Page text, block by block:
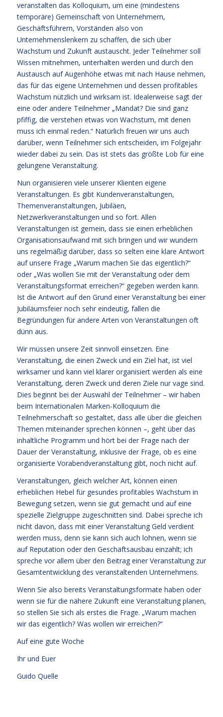
veranstalten das Kolloquium, um eine (mindestens
temporäre) Gemeinschaft von Unternehmern,
Geschäftsführern, Vorständen also von
Unternehmenslenkern zu schaffen, die sich über
Wachstum und Zukunft austauscht. Jeder Teilnehmer soll
Wissen mitnehmen, unterhalten werden und durch den
Austausch auf Augenhöhe etwas mit nach Hause nehmen,
das für das eigene Unternehmen und dessen profitables
Wachstum nützlich und wirksam ist. Idealerweise sagt der
eine oder andere Teilnehmer „Mandat? Die sind ganz
pfiffig, die verstehen etwas von Wachstum, mit denen
muss ich einmal reden.“ Natürlich freuen wir uns auch
darüber, wenn Teilnehmer sich entscheiden, im Folgejahr
wieder dabei zu sein. Das ist stets das größte Lob für eine
gelungene Veranstaltung.
Nun organisieren viele unserer Klienten eigene
Veranstaltungen. Es gibt Kundenveranstaltungen,
Themenveranstaltungen, Jubiläen,
Netzwerkveranstaltungen und so fort. Allen
Veranstaltungen ist gemein, dass sie einen erheblichen
Organisationsaufwand mit sich bringen und wir wundern
uns regelmäßig darüber, dass so selten eine klare Antwort
auf unsere Frage „Warum machen Sie das eigentlich?“
oder „Was wollen Sie mit der Veranstaltung oder dem
Veranstaltungsformat erreichen?“ gegeben werden kann.
Ist die Antwort auf den Grund einer Veranstaltung bei einer
Jubiläumsfeier noch sehr eindeutig, fallen die
Begründungen für andere Arten von Veranstaltungen oft
dünn aus.
Wir müssen unsere Zeit sinnvoll einsetzen. Eine
Veranstaltung, die einen Zweck und ein Ziel hat, ist viel
wirksamer und kann viel klarer organisiert werden als eine
Veranstaltung, deren Zweck und deren Ziele nur vage sind.
Dies beginnt bei der Auswahl der Teilnehmer – wir haben
beim Internationalen Marken-Kolloquium die
Teilnehmerschaft so gestaltet, dass alle über die gleichen
Themen miteinander sprechen können –, geht über das
inhaltliche Programm und hört bei der Frage nach der
Dauer der Veranstaltung, inklusive der Frage, ob es eine
organisierte Vorabendveranstaltung gibt, noch nicht auf.
Veranstaltungen, gleich welcher Art, können einen
erheblichen Hebel für gesundes profitables Wachstum in
Bewegung setzen, wenn sie gut gemacht und auf eine
spezielle Zielgruppe zugeschnitten sind. Dabei spreche ich
nicht davon, dass mit einer Veranstaltung Geld verdient
werden muss, denn sie kann sich auch lohnen, wenn sie
auf Reputation oder den Geschäftsausbau einzahlt; ich
spreche vor allem über den Beitrag einer Veranstaltung zur
Gesamtentwicklung des veranstaltenden Unternehmens.
Wenn Sie also bereits Veranstaltungsformate haben oder
wenn sie für die nähere Zukunft eine Veranstaltung planen,
so stellen Sie sich als erstes die Frage. „Warum machen
wir das eigentlich? Was wollen wir erreichen?“
Auf eine gute Woche
Ihr und Euer
Guido Quelle